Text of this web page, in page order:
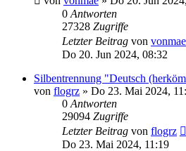
0 Antworten
27328 Zugriffe
Letzter Beitrag von vonmae
Do 20. Jun 2024, 08:32
Silbentrennung "Deutsch
von flogrz » Do 23. Mai 2024,
0 Antworten
29094 Zugriffe
Letzter Beitrag von flogrz
Do 23. Mai 2024, 11:19